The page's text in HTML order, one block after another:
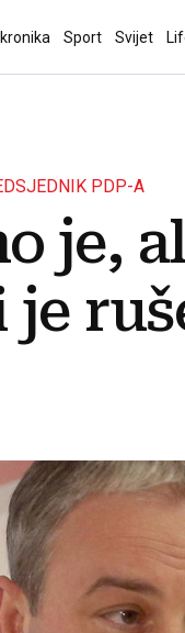
Sport Svijet
PDP-A
je,
je